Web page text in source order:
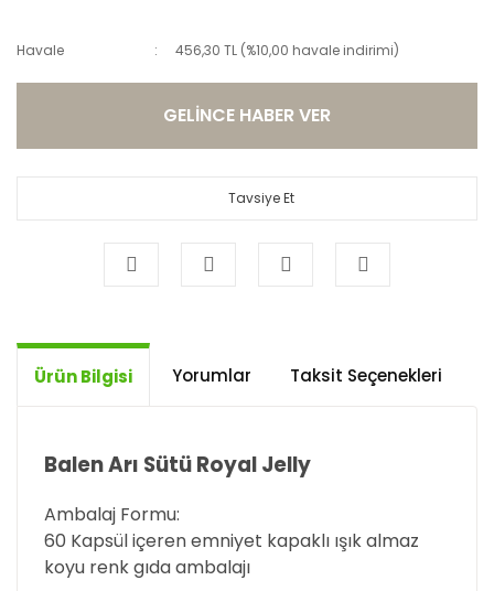
Havale 456,30 TL (%10,00 havale indirimi)
GELİNCE HABER VER
Tavsiye Et
Ürün Bilgisi Yorumlar Taksit Seçenekleri
Balen Arı Sütü Royal Jelly
Ambalaj Formu:
60 Kapsül içeren emniyet kapaklı ışık almaz
koyu renk gıda ambalajı